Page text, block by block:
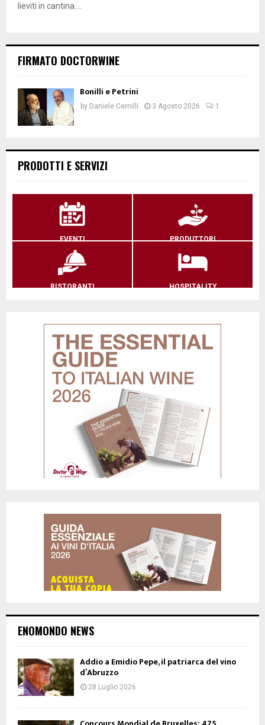
lieviti in cantina....
FIRMATO DOCTORWINE
Bonilli e Petrini
by Daniele Cernilli 3 Agosto 2026 1
PRODOTTI E SERVIZI
EVENTI PRODUTTORI
RISTORANTI HOSPITALITY
ENOMONDO NEWS
Addio a Emidio Pepe, il patriarca del vino
d’Abruzzo
28 Luglio 2026